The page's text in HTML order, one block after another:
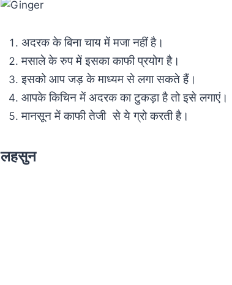
अदरक के बिना चाय में मजा नहीं है।
मसाले के रुप में इसका काफी प्रयोग है।
इसको आप जड़ के माध्यम से लगा सकते हैं।
आपके किचिन में अदरक का टुकड़ा है तो इसे लगाएं।
मानसून में काफी तेजी से ये ग्रो करती है।
लहसुन